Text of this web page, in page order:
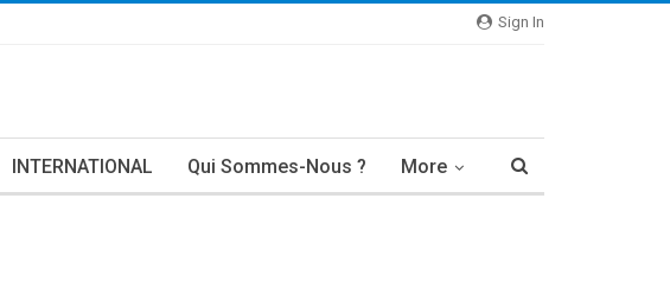
Sign In
INTERNATIONAL Qui Sommes-Nous ? More